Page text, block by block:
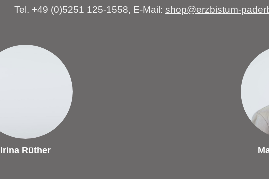
Tel. +49 (0)5251 125-1558, E-Mail: shop@erzbistum-
Irina Rüther